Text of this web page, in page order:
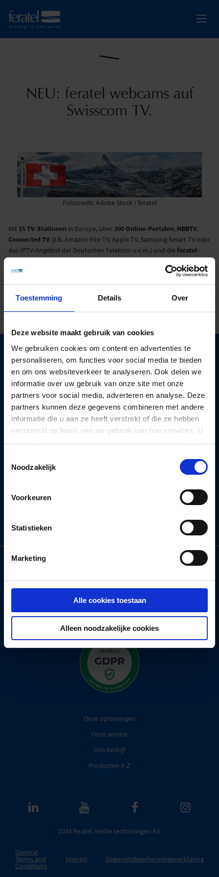
Toestemming Details Over
Deze website maakt gebruik van cookies
We gebruiken cookies om content en advertenties te
personaliseren, om functies voor social media te bieden
en om ons websiteverkeer te analyseren. Ook delen we
informatie over uw gebruik van onze site met onze
partners voor social media, adverteren en analyse. Deze
partners kunnen deze gegevens combineren met andere
informatie die u aan ze heeft verstrekt of die ze hebben
verzameld op basis van uw gebruik van hun services. U
gaat akkoord met onze cookies als u onze website blijft
Noodzakelijk
Voorkeuren
Statistieken
Marketing
Alle cookies toestaan
Alleen noodzakelijke cookies
NEU: feratel webcams auf
Swisscom TV.
Fotocredit: Adobe Stock / feratel
Mit 15 TV-Stationen in Europa, über 200 Online-Portalen, HBBTV,
Connected TV (z.B. Amazon Fire TV, Apple TV, Samsung Smart TV oder
das IPTV-Angebot der Deutschen Telekom u.v.m.) und die feratel-
feratel eine weltweite Verbreitung der Live Bewegtbildaufnahmen
und damit ein Distributionsnetzwerk, das seinesgleichen sucht.
05.12.2018
Neem vandaag nogcontact
met ons op.
We kijken uit naar nieuwe taken en uitdagingen!
Onze oplossingen
Onze service
Ons bedrijf
Producten A-Z
2024 feratel media technologies AG
General
Terms and
Conditions
Imprint Gegevensbeschermingsverklaring